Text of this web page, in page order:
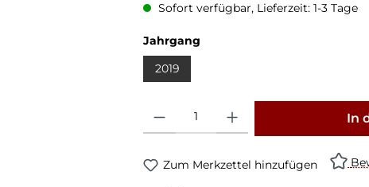
Sofort verfügbar, Lieferzeit: 1-3 Tage
Jahrgang
2019
In
Zum Merkzettel hinzufügen